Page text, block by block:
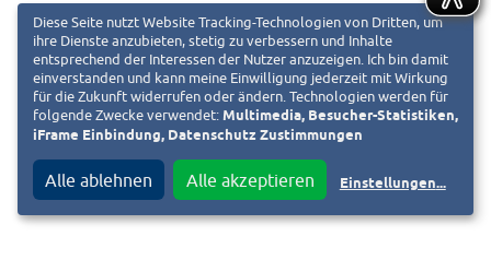
Diese Seite nutzt Website Tracking-Technologien von Dritten, um
ihre Dienste anzubieten, stetig zu verbessern und Inhalte
entsprechend der Interessen der Nutzer anzuzeigen. Ich bin damit
einverstanden und kann meine Einwilligung jederzeit mit Wirkung
für die Zukunft widerrufen oder ändern. Technologien werden für
folgende Zwecke verwendet: Multimedia, Besucher-Statistiken,
iFrame Einbindung, Datenschutz Zustimmungen
Alle ablehnen Alle akzeptieren Einstellungen...